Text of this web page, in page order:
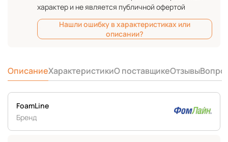
характер и не является публичной офертой
Нашли ошибку в характеристиках или
описании?
ОписаниеХарактеристикиО поставщикеОтзывы
FoamLine
Бренд